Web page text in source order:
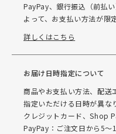
PayPay、銀行振込（前払
よって、お支払い方法が限
詳しくはこちら
お届け日時指定について
商品やお支払い方法、配送
指定いただける日時が異な
クレジットカード、Shop
PayPay：ご注文日から5～